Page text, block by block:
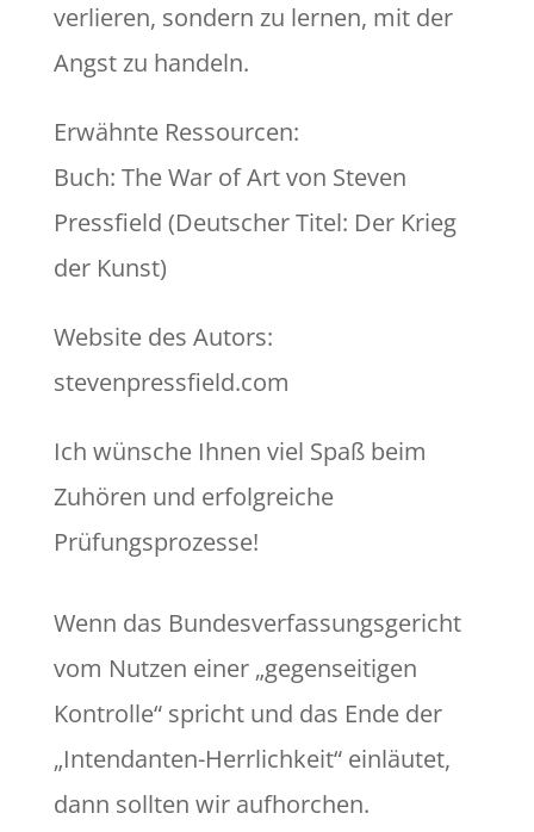
verlieren, sondern zu lernen, mit der
Angst zu handeln.
Erwähnte Ressourcen:
Buch: The War of Art von Steven
Pressfield (Deutscher Titel: Der Krieg
der Kunst)
Website des Autors:
stevenpressfield.com
Ich wünsche Ihnen viel Spaß beim
Zuhören und erfolgreiche
Prüfungsprozesse!
Wenn das Bundesverfassungsgericht
vom Nutzen einer „gegenseitigen
Kontrolle“ spricht und das Ende der
„Intendanten-Herrlichkeit“ einläutet,
dann sollten wir aufhorchen.